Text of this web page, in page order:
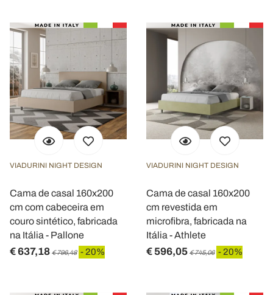
VIADURINI NIGHT DESIGN
Cama de casal 160x200
cm com cabeceira em
couro sintético, fabricada
na Itália - Pallone
€ 637,18 € 796,48 - 20%
VIADURINI NIGHT DESIGN
Cama de casal 160x200
cm revestida em
microfibra, fabricada na
Itália - Athlete
€ 596,05 € 745,06 - 20%